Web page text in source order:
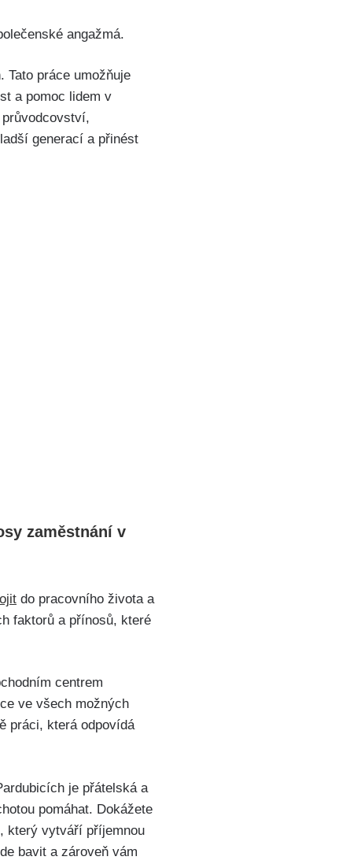
angažmá.
Tato práce umožňuje
a pomoc lidem v
generací a přinést
zaměstnání v
do pracovního života a
faktorů a přínosů, které
centrem
ve všech možných
práci, která odpovídá
je přátelská a
pomáhat. Dokážete
který vytváří příjemnou
bavit a zároveň vám